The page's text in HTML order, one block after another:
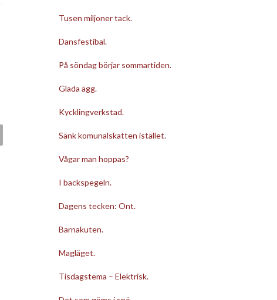
Tusen miljoner tack.
Dansfestibal.
På söndag börjar sommartiden.
Glada ägg.
Kycklingverkstad.
Sänk komunalskatten istället.
Vågar man hoppas?
I backspegeln.
Dagens tecken: Ont.
Barnakuten.
Magläget.
Tisdagstema – Elektrisk.